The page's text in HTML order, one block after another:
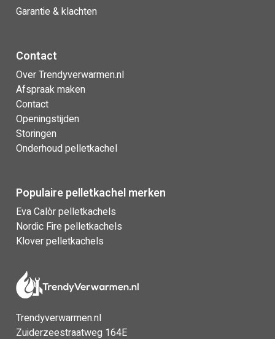
Garantie & klachten
Contact
Over Trendyverwarmen.nl
Afspraak maken
Contact
Openingstijden
Storingen
Onderhoud pelletkachel
Populaire pelletkachel merken
Eva Calòr pelletkachels
Nordic Fire pelletkachels
Klover pelletkachels
Trendyverwarmen.nl
Zuiderzeestraatweg 164E